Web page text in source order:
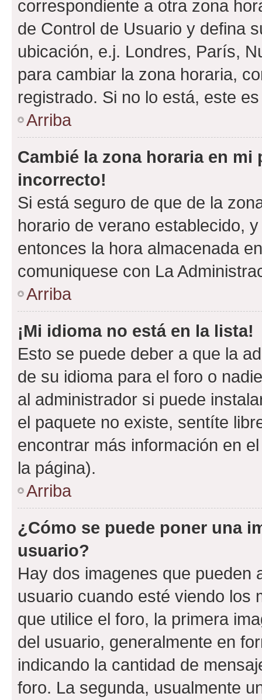
correspondiente a otra zona
de Control de Usuario y defina
ubicación, e.j. Londres, París,
para cambiar la zona horaria,
registrado. Si no lo está, este
Arriba
Cambié la zona horaria en
incorrecto!
Si está seguro de que de la
horario de verano establecido,
entonces la hora almacenada
comuniquese con La
Arriba
¡Mi idioma no está en la lista!
Esto se puede deber a que la
de su idioma para el foro o
al administrador si puede
el paquete no existe, sentíte
encontrar más información en
la página).
Arriba
¿Cómo se puede poner una
usuario?
Hay dos imagenes que pueden
usuario cuando esté viendo los
que utilice el foro, la primera
del usuario, generalmente en
indicando la cantidad de
foro. La segunda, usualmente